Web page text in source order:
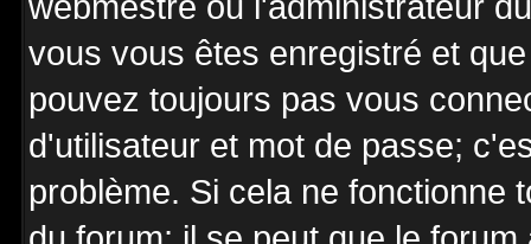
vous vous êtes enregistré et
pouvez toujours pas vous
d'utilisateur et mot de passe;
problème. Si cela ne fonctionne